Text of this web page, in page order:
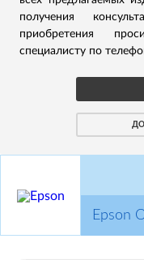
получения
приобретения
специалисту по
Epson